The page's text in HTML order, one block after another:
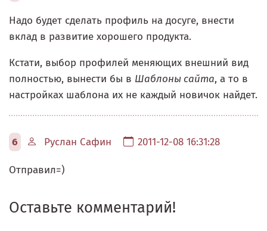
Надо будет сделать профиль на досуге, внести
вклад в развитие хорошего продукта.
Кстати, выбор профилей меняющих внешний вид
полностью, вынести бы в Шаблоны сайта, а то в
настройках шаблона их не каждый новичок найдет.
6 Руслан Сафин 2011-12-08 16:31:28
Отправил=)
Оставьте комментарий!